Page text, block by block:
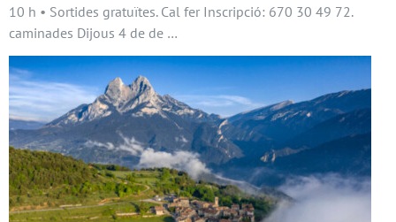
10 h • Sortides gratuïtes. Cal fer Inscripció: 670 30 49 72.
caminades Dijous 4 de de …